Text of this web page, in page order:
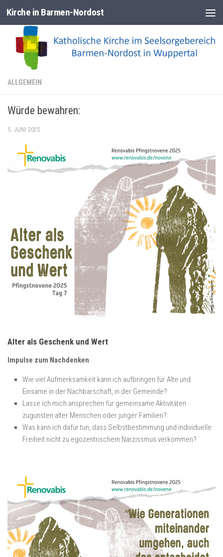
Zum Inhalt springen
Kirche in Barmen-Nordost
ALLGEMEIN
Würde bewahren:
5. JUNI 2025
Alter als Geschenk und Wert
Impulse zum Nachdenken
Wie viel Aufmerksamkeit kann ich aufbringen für Alte und
Einsame in der Nachbarschaft, in der Gemeinde?
Lasse ich mich ansprechen für gemeinsame Aktivitäten
zugunsten alter Menschen oder junger Familien?
Was kann ich dafür tun, dass Selbstbestimmung und individuelle
Freiheit nicht zu egozentrischem Narzissmus verkommen?